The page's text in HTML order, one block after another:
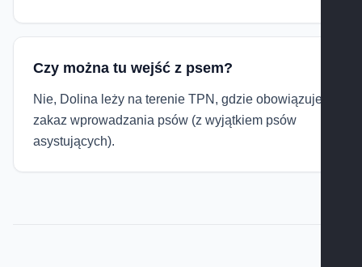
Czy można tu wejść z psem?
Nie, Dolina leży na terenie TPN, gdzie obowiązuje
zakaz wprowadzania psów (z wyjątkiem psów
asystujących).